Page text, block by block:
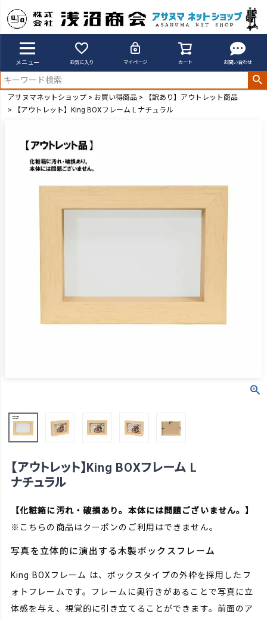
メニュー お気に入り マイページ カート お問い合わせ
アサヌマネットショップ お買い得商品
【訳あり】アウトレット商品
【アウトレット】King BOXフレーム L ナチュラル
【アウトレット】King BOXフレーム L
ナチュラル
【化粧箱に汚れ・破損あり。本体には問題ございません。】
※こちらの商品はクーポンのご利用はできません。
写真を立体的に演出する木製ボックスフレーム
King BOXフレーム は、ボックスタイプの外枠を採用したフ
ォトフレームです。フレームに奥行きがあることで写真に立
体感を与え、視覚的に引き立てることができます。前面のア